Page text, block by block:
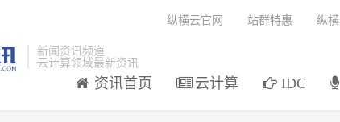
新闻资讯频道
云计算领域最新资讯
资讯首页 云计算 IDC
纵横云官网 站群特惠 纵